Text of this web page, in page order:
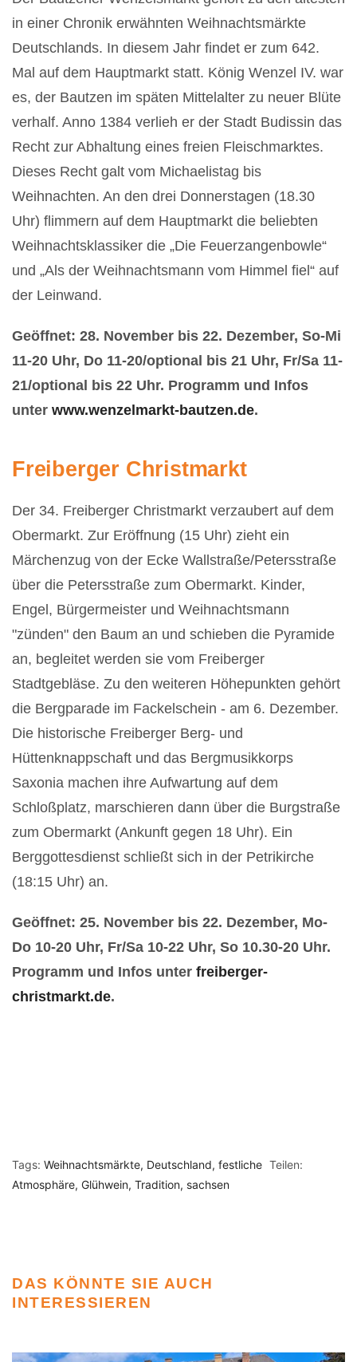
in einer Chronik erwähnten Weihnachtsmärkte
Deutschlands. In diesem Jahr findet er zum 642.
Mal auf dem Hauptmarkt statt. König Wenzel IV. war
es, der Bautzen im späten Mittelalter zu neuer Blüte
verhalf. Anno 1384 verlieh er der Stadt Budissin das
Recht zur Abhaltung eines freien Fleischmarktes.
Dieses Recht galt vom Michaelistag bis
Weihnachten. An den drei Donnerstagen (18.30
Uhr) flimmern auf dem Hauptmarkt die beliebten
Weihnachtsklassiker die „Die Feuerzangenbowle“
und „Als der Weihnachtsmann vom Himmel fiel“ auf
der Leinwand.
Geöffnet: 28. November bis 22. Dezember, So-Mi
11-20 Uhr, Do 11-20/optional bis 21 Uhr, Fr/Sa 11-
21/optional bis 22 Uhr. Programm und Infos
unter www.wenzelmarkt-bautzen.de.
Freiberger Christmarkt
Der 34. Freiberger Christmarkt verzaubert auf dem
Obermarkt. Zur Eröffnung (15 Uhr) zieht ein
Märchenzug von der Ecke Wallstraße/Petersstraße
über die Petersstraße zum Obermarkt. Kinder,
Engel, Bürgermeister und Weihnachtsmann
"zünden" den Baum an und schieben die Pyramide
an, begleitet werden sie vom Freiberger
Stadtgebläse. Zu den weiteren Höhepunkten gehört
die Bergparade im Fackelschein - am 6. Dezember.
Die historische Freiberger Berg- und
Hüttenknappschaft und das Bergmusikkorps
Saxonia machen ihre Aufwartung auf dem
Schloßplatz, marschieren dann über die Burgstraße
zum Obermarkt (Ankunft gegen 18 Uhr). Ein
Berggottesdienst schließt sich in der Petrikirche
(18:15 Uhr) an.
Geöffnet: 25. November bis 22. Dezember, Mo-
Do 10-20 Uhr, Fr/Sa 10-22 Uhr, So 10.30-20 Uhr.
Programm und Infos unter freiberger-
christmarkt.de.
Tags: Weihnachtsmärkte Deutschland festliche
Atmosphäre Glühwein Tradition sachsen
Teilen:
DAS KÖNNTE SIE AUCH
INTERESSIEREN